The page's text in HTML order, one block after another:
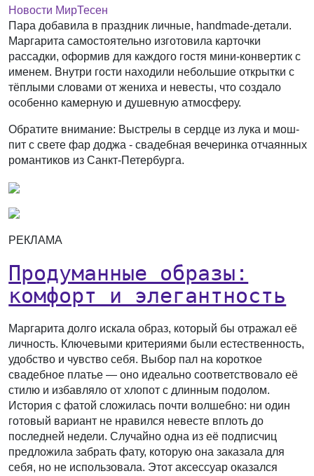
Новости МирТесен
Пара добавила в праздник личные, handmade-детали.
Маргарита самостоятельно изготовила карточки
рассадки, оформив для каждого гостя мини-конвертик с
именем. Внутри гости находили небольшие открытки с
тёплыми словами от жениха и невесты, что создало
особенно камерную и душевную атмосферу.
Обратите внимание: Выстрелы в сердце из лука и мош-
пит с свете фар доджа - свадебная вечеринка отчаянных
романтиков из Санкт-Петербурга.
РЕКЛАМА
Продуманные образы:
комфорт и элегантность
Маргарита долго искала образ, который бы отражал её
личность. Ключевыми критериями были естественность,
удобство и чувство себя. Выбор пал на короткое
свадебное платье — оно идеально соответствовало её
стилю и избавляло от хлопот с длинным подолом.
История с фатой сложилась почти волшебно: ни один
готовый вариант не нравился невесте вплоть до
последней недели. Случайно одна из её подписчиц
предложила забрать фату, которую она заказала для
себя, но не использовала. Этот аксессуар оказался